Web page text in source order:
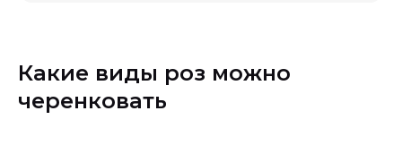
Какие виды роз можно
черенковать